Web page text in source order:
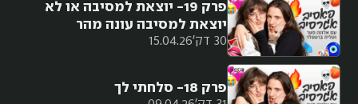
30 דק' 15.04.26
פרק 19- יוצאת למסיבה או לא
יוצאת למסיבה עונה מהר
פרק 18- סלחתי לך